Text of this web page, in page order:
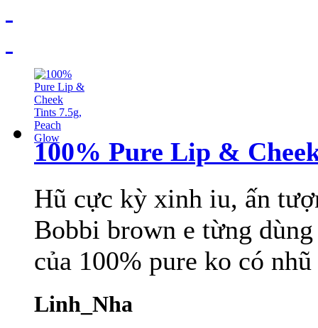
100% Pure Lip &
Hũ cực kỳ xinh iu, ấn
Bobbi brown e từng
của 100% pure ko có
Linh_Nha